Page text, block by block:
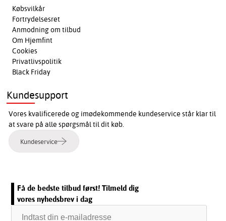
Købsvilkår
Fortrydelsesret
Anmodning om tilbud
Om Hjemfint
Cookies
Privatlivspolitik
Black Friday
Kundesupport
Vores kvalificerede og imødekommende kundeservice står klar til
at svare på alle spørgsmål til dit køb.
Kundeservice
Få de bedste tilbud først! Tilmeld dig
vores nyhedsbrev i dag